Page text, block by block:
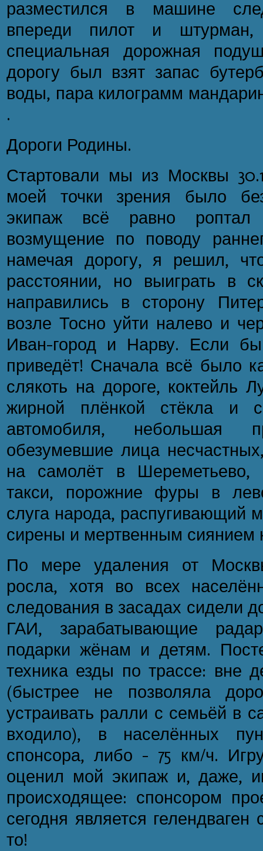
разместился в машине
впереди пилот и
специальная дорожная
дорогу был взят запас
воды, пара килограмм
.
Дороги Родины.
Стартовали мы из Москвы
моей точки зрения было
экипаж всё равно
возмущение по поводу
намечая дорогу, я решил,
расстоянии, но выиграть в
направились в сторону
возле Тосно уйти налево и
Иван-город и Нарву. Если
приведёт! Сначала всё было
слякоть на дороге, коктейль
жирной плёнкой стёкла и
автомобиля, небольшая
обезумевшие лица
на самолёт в Шереметьево,
такси, порожние фуры в
слуга народа, распугивающий
сирены и мертвенным сиянием
По мере удаления от
росла, хотя во всех
следования в засадах сидели
ГАИ, зарабатывающие
подарки жёнам и детям.
техника езды по трассе: вне
(быстрее не позволяла
устраивать ралли с семьёй в
входило), в населённых
спонсора, либо - 75 км/ч.
оценил мой экипаж и, даже,
происходящее: спонсором
сегодня является
то!